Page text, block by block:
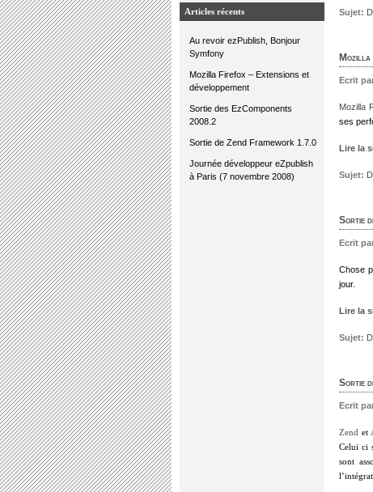
Articles récents
Au revoir ezPublish, Bonjour
Symfony
Mozilla Firefox – Extensions et
développement
Sortie des EzComponents
2008.2
Sortie de Zend Framework 1.7.0
Journée développeur eZpublish
à Paris (7 novembre 2008)
Sujet:
Mozilla
Ecrit
Mozilla
ses
Lire la
Sujet:
Sortie
Ecrit
Chose
jour.
Lire la
Sujet:
Sortie
Ecrit
Zend et
Celui ci
sont